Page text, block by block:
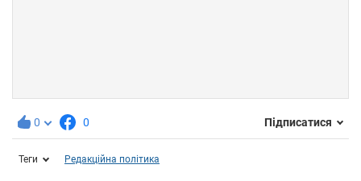
0 0 Підписатися
Теги Редакційна політика